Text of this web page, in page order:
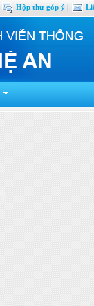
Hộp thư góp ý |